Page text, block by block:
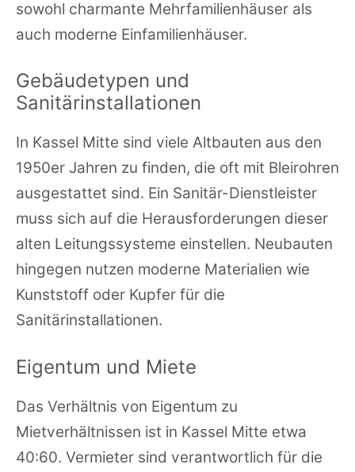
sowohl charmante Mehrfamilienhäuser als
auch moderne Einfamilienhäuser.
Gebäudetypen und
Sanitärinstallationen
In Kassel Mitte sind viele Altbauten aus den
1950er Jahren zu finden, die oft mit Bleirohren
ausgestattet sind. Ein Sanitär-Dienstleister
muss sich auf die Herausforderungen dieser
alten Leitungssysteme einstellen. Neubauten
hingegen nutzen moderne Materialien wie
Kunststoff oder Kupfer für die
Sanitärinstallationen.
Eigentum und Miete
Das Verhältnis von Eigentum zu
Mietverhältnissen ist in Kassel Mitte etwa
40:60. Vermieter sind verantwortlich für die